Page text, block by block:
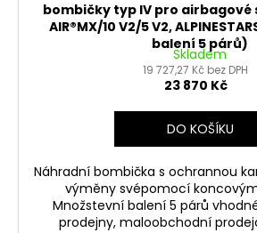
bombičky typ IV pro airbagové
AIR®MX/10 V2/5 V2,
balení 5 párů)
Skladem
19 727,27 Kč bez DPH
23 870 Kč
DO KOŠÍKU
Náhradní bombička s ochrannou
výměny svépomocí
Množstevní balení 5 párů
prodejny, maloobchodní